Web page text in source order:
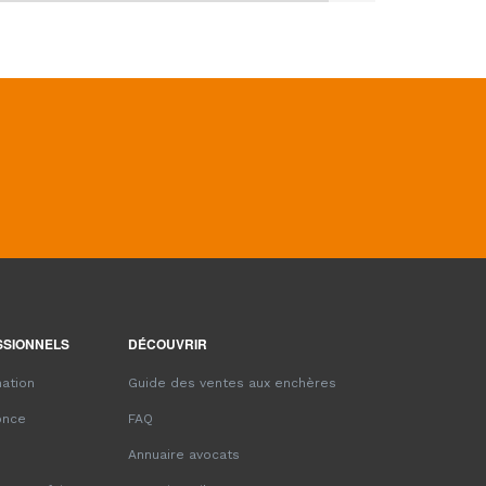
DÉCOUVRIR
Guide des ventes aux enchères
FAQ
Annuaire avocats